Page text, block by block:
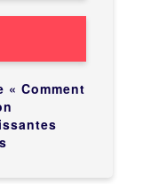
« Comment